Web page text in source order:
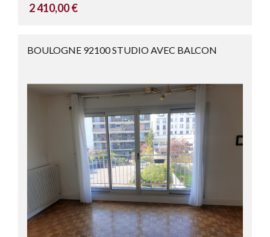
2 410,00 €
BOULOGNE 92100 STUDIO AVEC BALCON